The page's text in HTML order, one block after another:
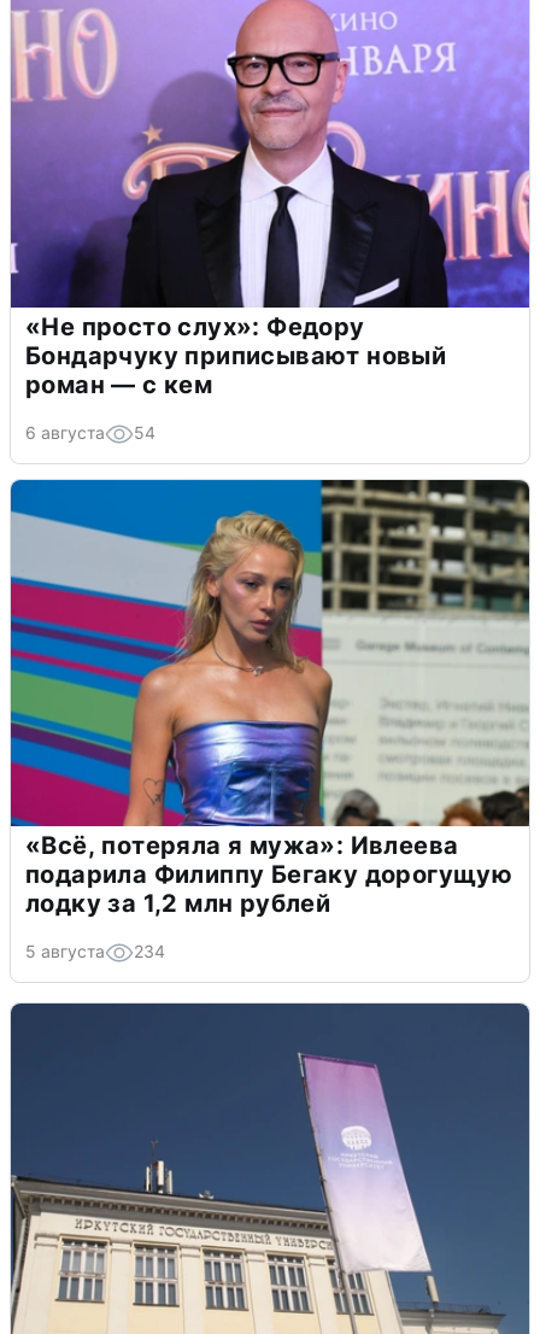
«Не просто слух»: Федору
Бондарчуку приписывают новый
роман — с кем
6 августа 54
«Всё, потеряла я мужа»: Ивлеева
подарила Филиппу Бегаку дорогущую
лодку за 1,2 млн рублей
5 августа 234